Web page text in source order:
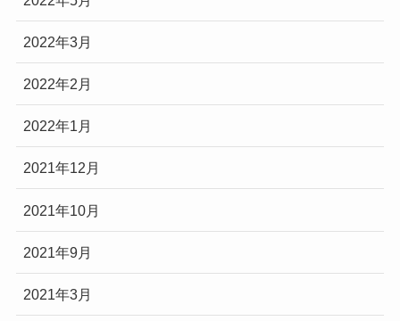
2022年3月
2022年2月
2022年1月
2021年12月
2021年10月
2021年9月
2021年3月